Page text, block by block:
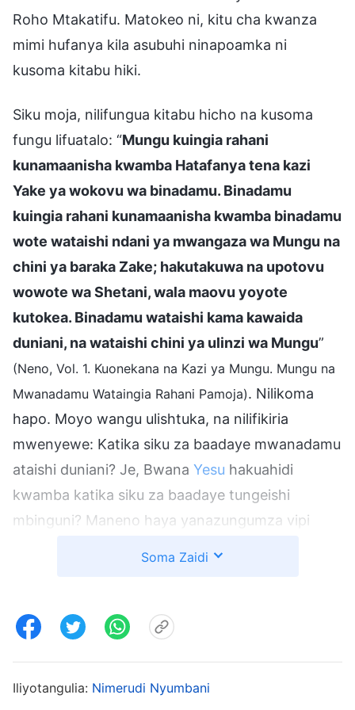
Roho Mtakatifu. Matokeo ni, kitu cha kwanza
mimi hufanya kila asubuhi ninapoamka ni
kusoma kitabu hiki.
Siku moja, nilifungua kitabu hicho na kusoma
fungu lifuatalo: “Mungu kuingia rahani
kunamaanisha kwamba Hatafanya tena kazi
Yake ya wokovu wa binadamu. Binadamu
kuingia rahani kunamaanisha kwamba binadamu
wote wataishi ndani ya mwangaza wa Mungu na
chini ya baraka Zake; hakutakuwa na upotovu
wowote wa Shetani, wala maovu yoyote
kutokea. Binadamu wataishi kama kawaida
duniani, na wataishi chini ya ulinzi wa Mungu”
(Neno, Vol. 1. Kuonekana na Kazi ya Mungu. Mungu na
Mwanadamu Wataingia Rahani Pamoja). Nilikoma
hapo. Moyo wangu ulishtuka, na nilifikiria
mwenyewe: Katika siku za baadaye mwanadamu
ataishi duniani? Je, Bwana Yesu hakuahidi
kwamba katika siku za baadaye tungeishi
mbinguni? Maneno haya yanazungumza vipi
kweli yalikuwa yakisema kwamba katika siku za
Ilinilazimu kuelewa hili lilimaanisha nini kwa kweli.
Soma Zaidi
Iliyotangulia: Nimerudi Nyumbani